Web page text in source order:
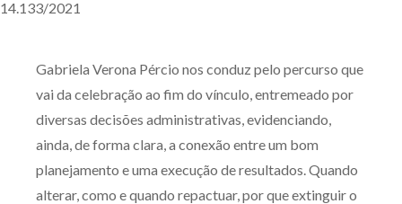
Gabriela Verona Pércio nos conduz pelo percurso que
vai da celebração ao fim do vínculo, entremeado por
diversas decisões administrativas, evidenciando,
ainda, de forma clara, a conexão entre um bom
planejamento e uma execução de resultados. Quando
alterar, como e quando repactuar, por que extinguir o